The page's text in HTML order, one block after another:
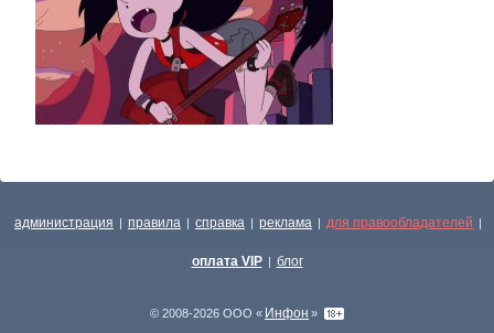
администрация | правила | справка | реклама | для правообладателей |
оплата VIP | блог
© 2008-2026 ООО « Инфон »